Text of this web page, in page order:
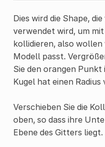
Dies wird die Shape,
verwendet wird, um
kollidieren, also wollen
Modell passt.
Sie den orangen
Kugel hat einen Radius
Verschieben Sie die
oben, so dass ihre
Ebene des Gitters liegt.